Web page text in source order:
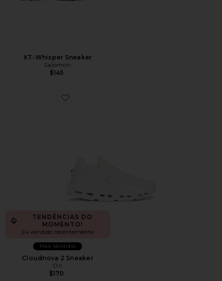
XT-Whisper Sneaker
Salomon
$145
Favorite Cloudnova 2 Sneaker
TENDÊNCIAS DO
MOMENTO!
24 vendido recentemente
Mais Vendidos
Cloudnova 2 Sneaker
On
$170